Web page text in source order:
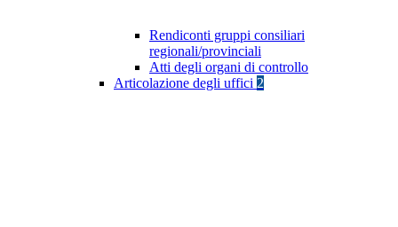
Rendiconti gruppi consiliari
regionali/provinciali
Atti degli organi di controllo
Articolazione degli uffici 2